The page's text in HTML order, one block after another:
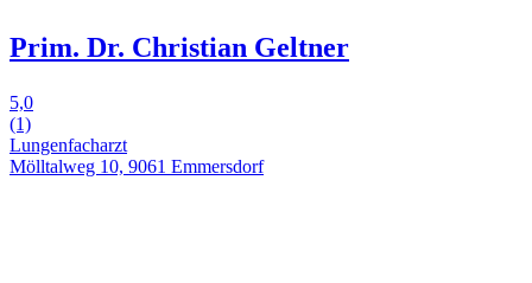
Prim. Dr. Christian Geltner
5,0
(1)
Lungenfacharzt
Mölltalweg 10, 9061 Emmersdorf